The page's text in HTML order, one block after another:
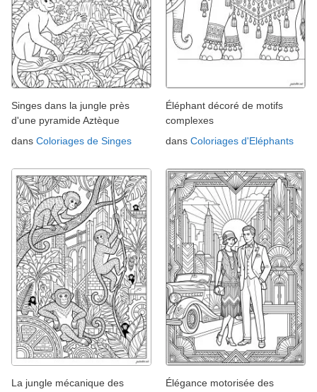
Singes dans la jungle près
d'une pyramide Aztèque
dans Coloriages de Singes
Éléphant décoré de motifs
complexes
dans Coloriages d'Eléphants
La jungle mécanique des
Élégance motorisée des